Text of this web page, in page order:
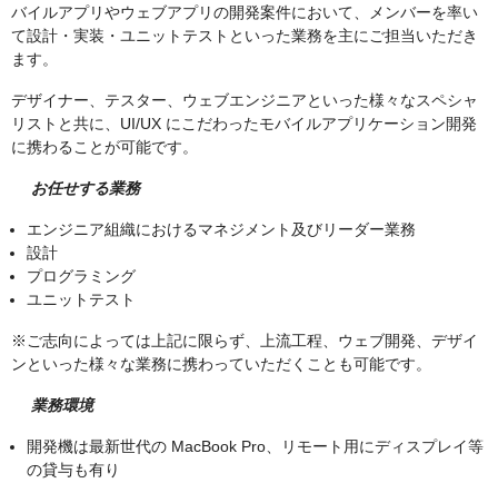
バイルアプリやウェブアプリの開発案件において、メンバーを率い
て設計・実装・ユニットテストといった業務を主にご担当いただき
ます。
デザイナー、テスター、ウェブエンジニアといった様々なスペシャ
リストと共に、UI/UX にこだわったモバイルアプリケーション開発
に携わることが可能です。
お任せする業務
エンジニア組織におけるマネジメント及びリーダー業務
設計
プログラミング
ユニットテスト
※ご志向によっては上記に限らず、上流工程、ウェブ開発、デザイ
ンといった様々な業務に携わっていただくことも可能です。
業務環境
開発機は最新世代の MacBook Pro、リモート用にディスプレイ等
の貸与も有り